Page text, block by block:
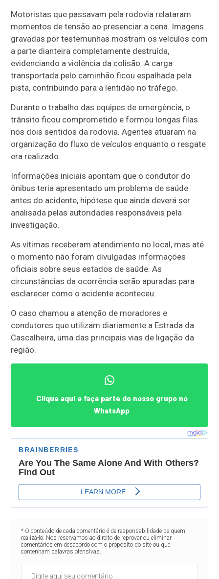
Motoristas que passavam pela rodovia relataram
momentos de tensão ao presenciar a cena. Imagens
gravadas por testemunhas mostram os veículos com
a parte dianteira completamente destruída,
evidenciando a violência da colisão. A carga
transportada pelo caminhão ficou espalhada pela
pista, contribuindo para a lentidão no tráfego.
Durante o trabalho das equipes de emergência, o
trânsito ficou comprometido e formou longas filas
nos dois sentidos da rodovia. Agentes atuaram na
organização do fluxo de veículos enquanto o resgate
era realizado.
Informações iniciais apontam que o condutor do
ônibus teria apresentado um problema de saúde
antes do acidente, hipótese que ainda deverá ser
analisada pelas autoridades responsáveis pela
investigação.
As vítimas receberam atendimento no local, mas até
o momento não foram divulgadas informações
oficiais sobre seus estados de saúde. As
circunstâncias da ocorrência serão apuradas para
esclarecer como o acidente aconteceu.
O caso chamou a atenção de moradores e
condutores que utilizam diariamente a Estrada da
Cascalheira, uma das principais vias de ligação da
região.
Clique aqui e faça parte do nosso grupo no
WhatsApp
* O conteúdo de cada comentário é de responsabilidade de quem
realizá-lo. Nos reservamos ao direito de reprovar ou eliminar
comentários em desacordo com o propósito do site ou que
contenham palavras ofensivas.